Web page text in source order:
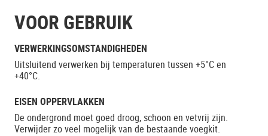
VOOR GEBRUIK
VERWERKINGSOMSTANDIGHEDEN
Uitsluitend verwerken bij temperaturen tussen +5°C en
+40°C.
EISEN OPPERVLAKKEN
De ondergrond moet goed droog, schoon en vetvrij zijn.
Verwijder zo veel mogelijk van de bestaande voegkit.